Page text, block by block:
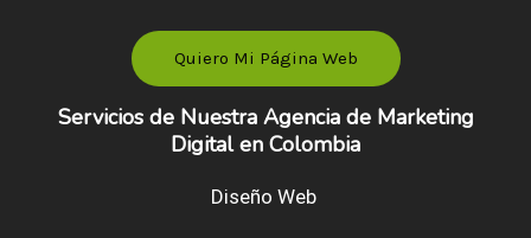
Quiero Mi Página Web
Servicios de Nuestra Agencia de Marketing
Digital en Colombia
Diseño Web